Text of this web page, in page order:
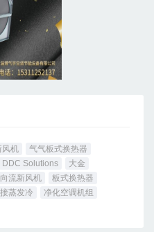
风机
气气板式换热器
DDC Solutions
大金
流新风机
板式换热器
蒸发冷
净化空调机组